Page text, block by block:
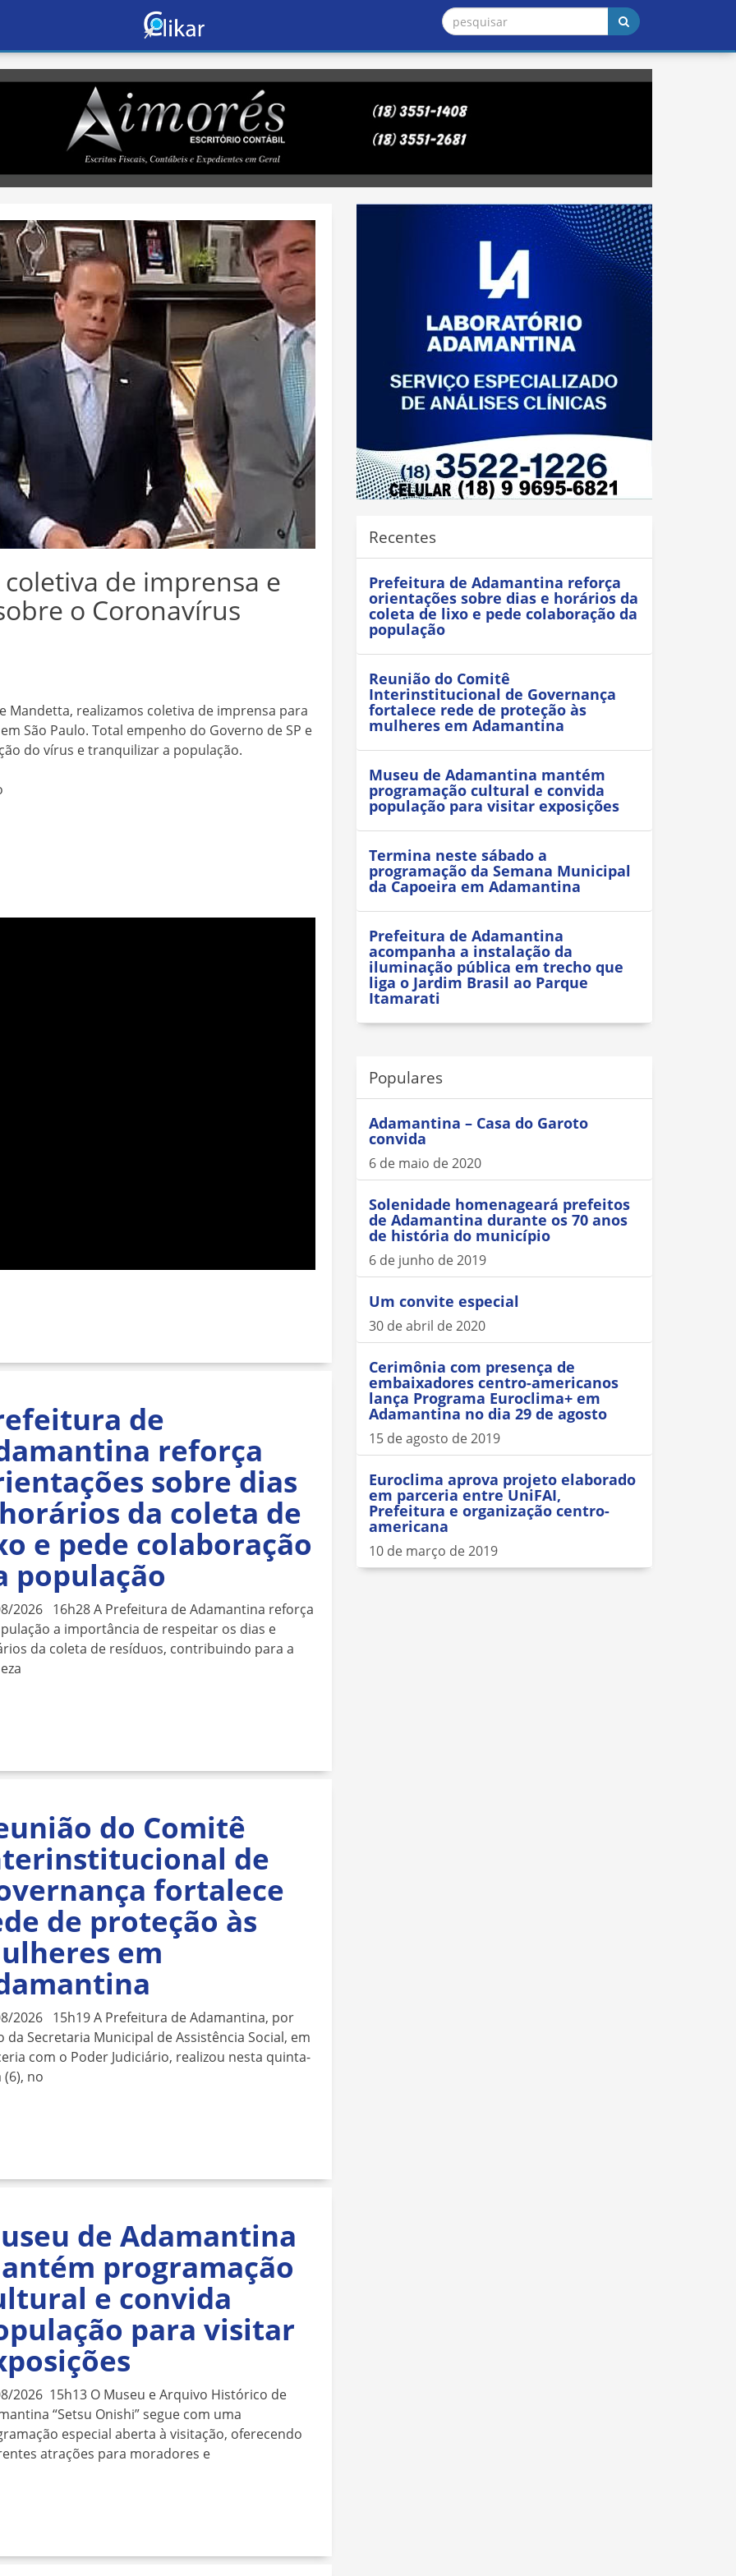
de imprensa e
o Coronavírus
Mandetta, realizamos coletiva de imprensa para
São Paulo. Total empenho do Governo de SP e
do vírus e tranquilizar a população.
de
reforça
sobre dias
da coleta de
e pede colaboração
população
2026 16h28 A Prefeitura de Adamantina reforça
a importância de respeitar os dias e
da coleta de resíduos, contribuindo para a
do Comitê
de
fortalece
de proteção às
em
2026 15h19 A Prefeitura de Adamantina, por
da Secretaria Municipal de Assistência Social, em
com o Poder Judiciário, realizou nesta quinta-
(6), no
de Adamantina
programação
e convida
para visitar
2026 15h13 O Museu e Arquivo Histórico de
“Setsu Onishi” segue com uma
especial aberta à visitação, oferecendo
atrações para moradores e
Recentes
Prefeitura de Adamantina reforça
orientações sobre dias e horários da
coleta de lixo e pede colaboração da
população
Reunião do Comitê
Interinstitucional de Governança
fortalece rede de proteção às
mulheres em Adamantina
Museu de Adamantina mantém
programação cultural e convida
população para visitar exposições
Termina neste sábado a
programação da Semana Municipal
da Capoeira em Adamantina
Prefeitura de Adamantina
acompanha a instalação da
iluminação pública em trecho que
liga o Jardim Brasil ao Parque
Itamarati
Populares
Adamantina – Casa do Garoto
convida
6 de maio de 2020
Solenidade homenageará prefeitos
de Adamantina durante os 70 anos
de história do município
6 de junho de 2019
Um convite especial
30 de abril de 2020
Cerimônia com presença de
embaixadores centro-americanos
lança Programa Euroclima+ em
Adamantina no dia 29 de agosto
15 de agosto de 2019
Euroclima aprova projeto elaborado
em parceria entre UniFAI,
Prefeitura e organização centro-
americana
10 de março de 2019